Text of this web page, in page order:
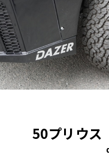
50プリウ